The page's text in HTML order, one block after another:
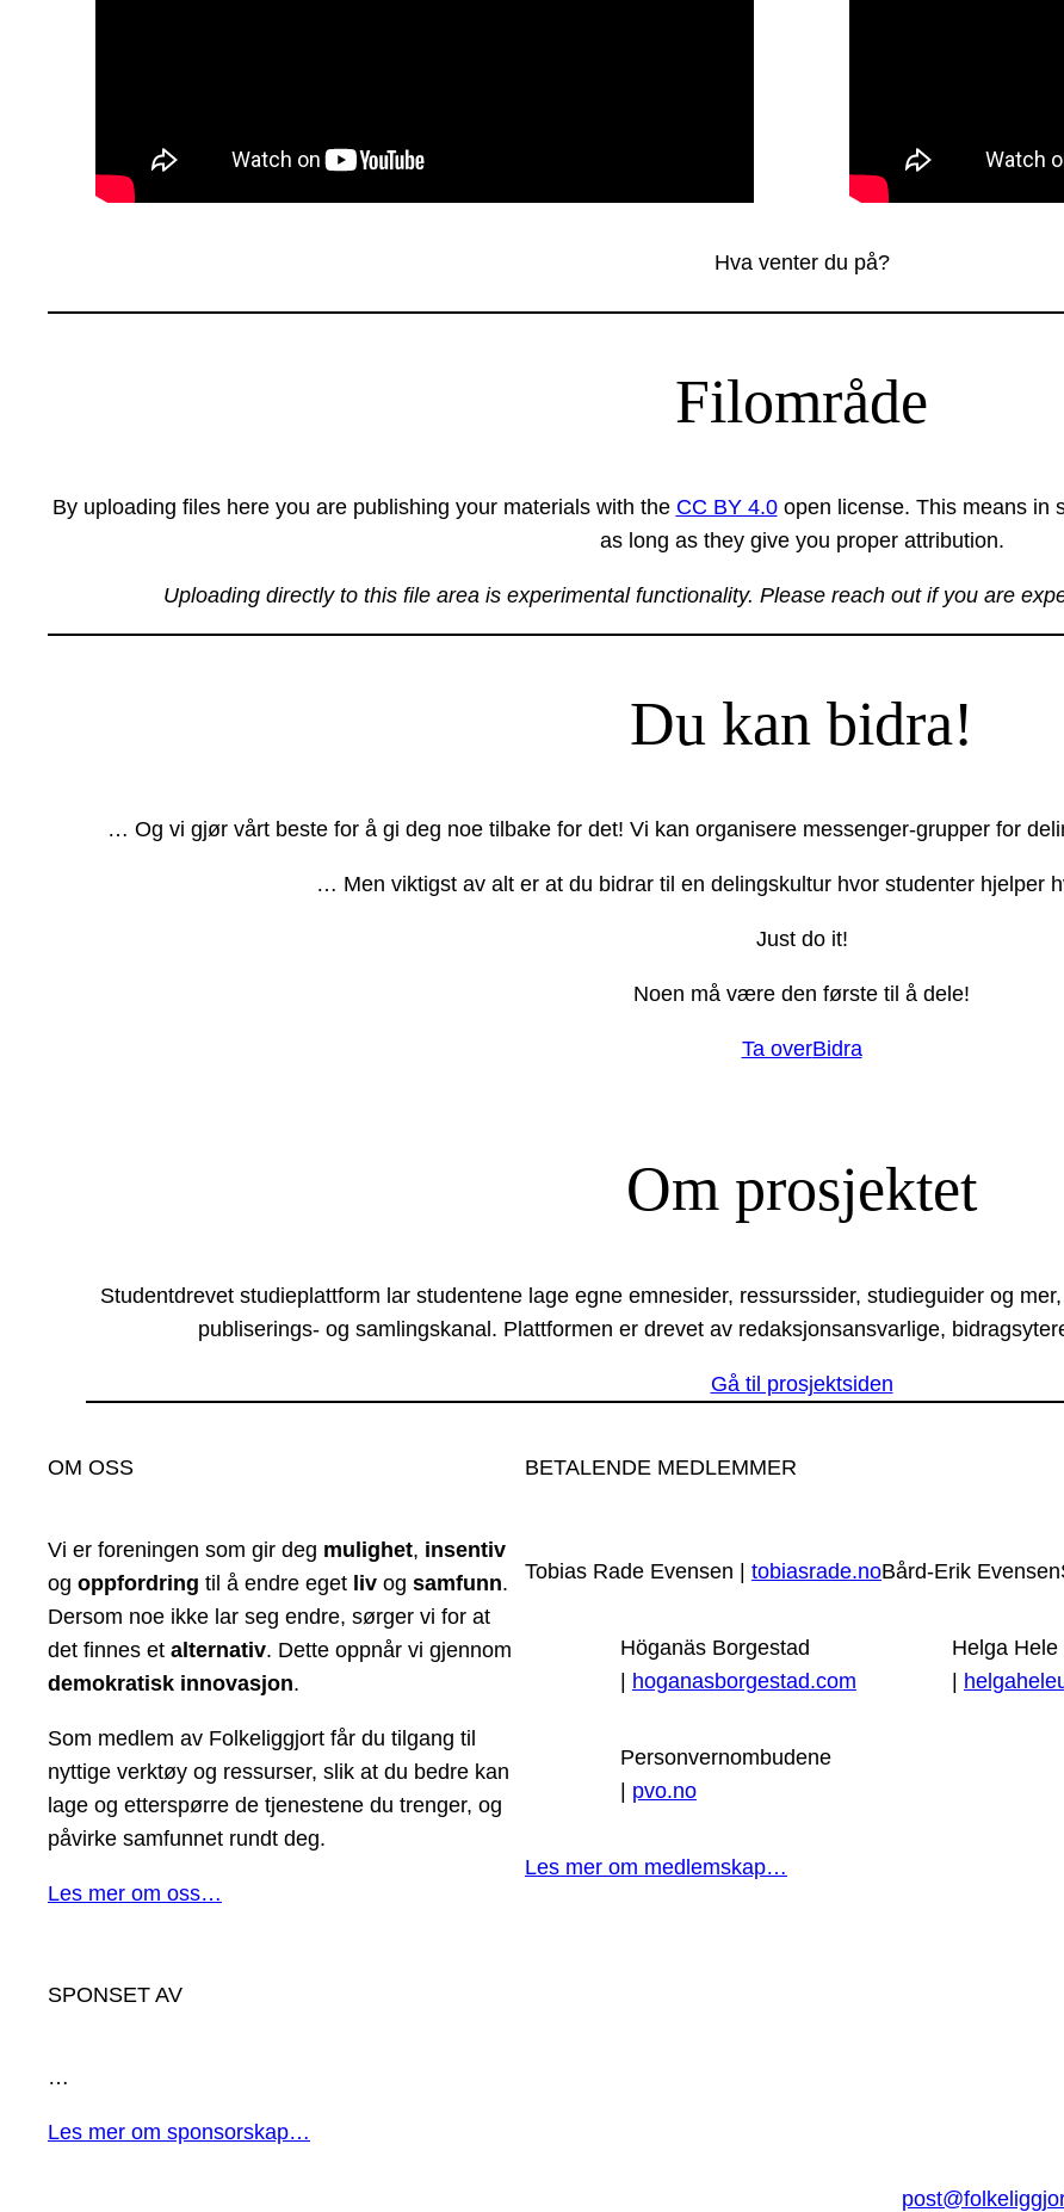
Hva venter du på?
Filområde
By uploading files here you are publishing your materials with the CC BY 4.0open license. This means in
as long as they give you proper attribution.
Uploading directly to this file area is experimental functionality. Please reach out if you are
Du kan bidra!
… Og vi gjør vårt beste for å gi deg noe tilbake for det! Vi kan organisere messenger-grupper for
… Men viktigst av alt er at du bidrar til en delingskultur hvor studenter hjelper
Just do it!
Noen må være den første til å dele!
Ta overBidra
Om prosjektet
Studentdrevet studieplattform lar studentene lage egne emnesider, ressurssider, studieguider og
publiserings- og samlingskanal. Plattformen er drevet av redaksjonsansvarlige,
Gå til prosjektsiden
OM OSS
Vi er foreningen som gir deg mulighet, insentiv
og oppfordring til å endre eget liv og samfunn.
Dersom noe ikke lar seg endre, sørger vi for at
det finnes et alternativ. Dette oppnår vi gjennom
demokratisk innovasjon.
Som medlem av Folkeliggjort får du tilgang til
nyttige verktøy og ressurser, slik at du bedre kan
lage og etterspørre de tjenestene du trenger, og
påvirke samfunnet rundt deg.
Les mer om oss…
BETALENDE MEDLEMMER
Tobias Rade Evensen | tobiasrade.noBård-Erik Evensen
Höganäs Borgestad
| hoganasborgestad.com
Helga Hele
|
Personvernombudene
| pvo.no
Les mer om medlemskap…
SPONSET AV
…
Les mer om sponsorskap…